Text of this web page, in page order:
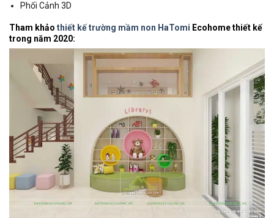
Phối Cảnh 3D
Tham khảo thiết kế trường mầm non HaTomi Ecohome thiết kế
trong năm 2020: